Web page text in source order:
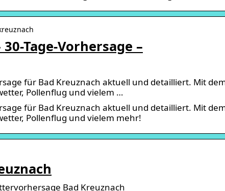
Tage-Vorhersage –
für Bad Kreuznach aktuell und detailliert. Mit
Pollenflug und vielem …
für Bad Kreuznach aktuell und detailliert. Mit
Pollenflug und vielem mehr!
Bad Kreuznach